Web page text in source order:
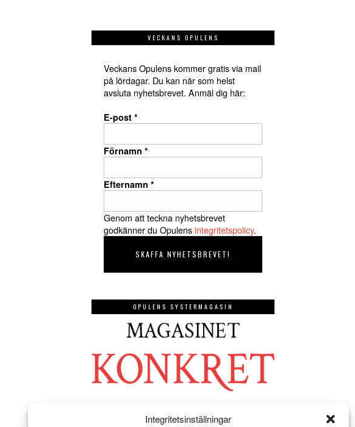
Integritetsinställningar
VECKANS OPULENS
Veckans Opulens kommer gratis via mail
på lördagar. Du kan när som helst
avsluta nyhetsbrevet. Anmäl dig här:
E-post *
Förnamn *
Efternamn *
Genom att teckna nyhetsbrevet
godkänner du Opulensintegritetspolicy.
OPULENS SYSTERMAGASIN